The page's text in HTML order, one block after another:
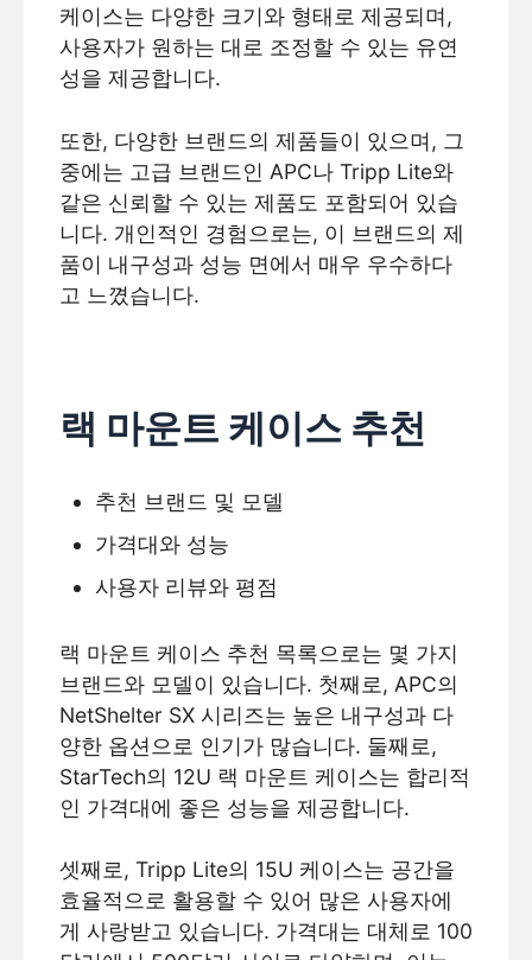
케이스는 다양한 크기와 형태로 제공되며,
사용자가 원하는 대로 조정할 수 있는 유연
성을 제공합니다.
또한, 다양한 브랜드의 제품들이 있으며, 그
중에는 고급 브랜드인 APC나 Tripp Lite와
같은 신뢰할 수 있는 제품도 포함되어 있습
니다. 개인적인 경험으로는, 이 브랜드의 제
품이 내구성과 성능 면에서 매우 우수하다
고 느꼈습니다.
랙 마운트 케이스 추천
추천 브랜드 및 모델
가격대와 성능
사용자 리뷰와 평점
랙 마운트 케이스 추천 목록으로는 몇 가지
브랜드와 모델이 있습니다. 첫째로, APC의
NetShelter SX 시리즈는 높은 내구성과 다
양한 옵션으로 인기가 많습니다. 둘째로,
StarTech의 12U 랙 마운트 케이스는 합리적
인 가격대에 좋은 성능을 제공합니다.
셋째로, Tripp Lite의 15U 케이스는 공간을
효율적으로 활용할 수 있어 많은 사용자에
게 사랑받고 있습니다. 가격대는 대체로 100